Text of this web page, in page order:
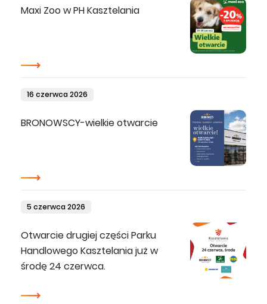
Maxi Zoo w PH Kasztelania
16 czerwca 2026
BRONOWSCY-wielkie otwarcie
5 czerwca 2026
Otwarcie drugiej części Parku
Handlowego Kasztelania już w
środę 24 czerwca.